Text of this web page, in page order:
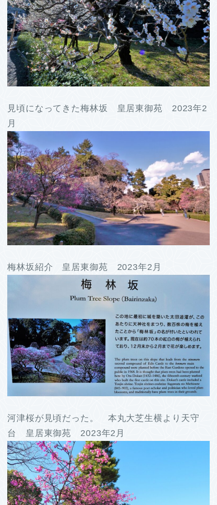
見頃になってきた梅林坂 皇居東御苑 2023年2
月
梅林坂紹介 皇居東御苑 2023年2月
河津桜が見頃だった。 本丸大芝生横より天守
台 皇居東御苑 2023年2月